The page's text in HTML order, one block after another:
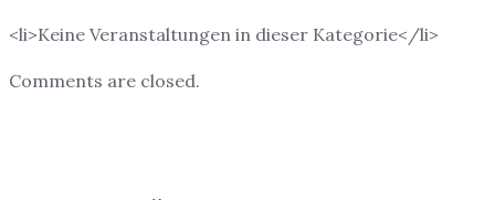
<li>Keine Veranstaltungen in dieser Kategorie</li>
Comments are closed.